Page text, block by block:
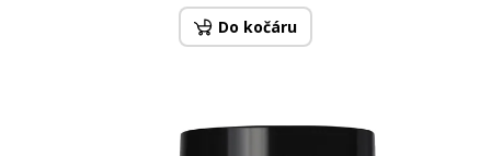
Do kočáru